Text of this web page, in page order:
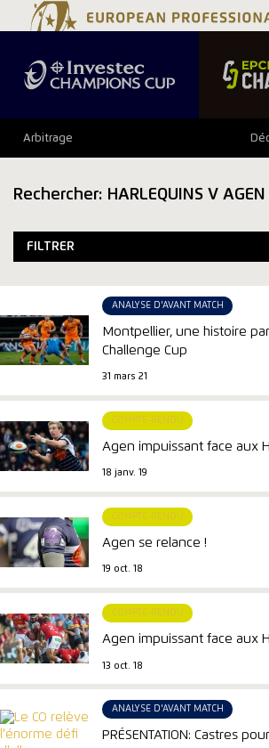
Arbitrage
Rechercher: HARLEQUINS V AGEN
FILTRER
ANALYSE D'AVANT MATCH
Montpellier, une histoire
Challenge Cup
31 mars 21
COMPTE-RENDU
Agen impuissant face aux
18 janv. 19
COMPTE-RENDU
Agen se relance !
19 oct. 18
COMPTE-RENDU
Agen impuissant face aux
13 oct. 18
ANALYSE D'AVANT MATCH
PRÉSENTATION: Castres